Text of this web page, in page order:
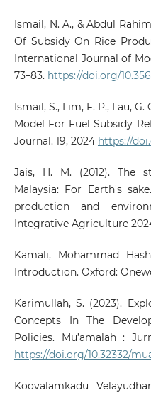
Ismail, N. A., & Abdul
Of Subsidy On Rice
International Journal of
73–83. https://doi.org/
Ismail, S., Lim, F. P., Lau, G.
Model For Fuel Subsidy
Journal. 19, 2024 https://
Jais, H. M. (2012). The
Malaysia: For Earth's
production and
Integrative Agriculture
Kamali, Mohammad
Introduction. Oxford:
Karimullah, S. (2023).
Concepts In The
Policies. Mu’amalah :
https://doi.org/10.32332/
Koovalamkadu